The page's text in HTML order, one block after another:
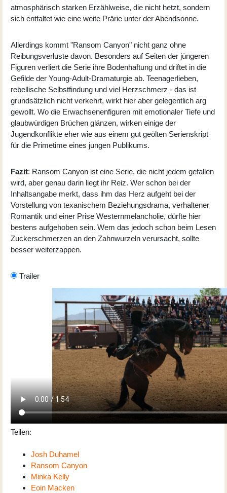
atmosphärisch starken Erzählweise, die nicht hetzt, sondern
sich entfaltet wie eine weite Prärie unter der Abendsonne.
Allerdings kommt "Ransom Canyon" nicht ganz ohne
Reibungsverluste davon. Besonders auf Seiten der jüngeren
Figuren verliert die Serie ihre Bodenhaftung und driftet in die
Gefilde der Young-Adult-Dramaturgie ab. Teenagerlieben,
rebellische Selbstfindung und viel Herzschmerz - das ist
grundsätzlich nicht verkehrt, wirkt hier aber gelegentlich arg
gewollt. Wo die Erwachsenenfiguren mit emotionaler Tiefe und
glaubwürdigen Brüchen glänzen, wirken einige der
Jugendkonflikte eher wie aus einem gut geölten Serienskript
für die Primetime eines jungen Publikums.
Fazit: Ransom Canyon ist eine Serie, die nicht jedem gefallen
wird, aber genau darin liegt ihr Reiz. Wer schon bei der
Inhaltsangabe merkt, dass ihm das Herz aufgeht bei der
Vorstellung von texanischem Beziehungsdrama, verhaltener
Romantik und einer Prise Westernmelancholie, dürfte hier
bestens aufgehoben sein. Wem das jedoch schon beim Lesen
Zuckerschmerzen an den Zahnwurzeln verursacht, sollte
besser weiterzappen.
Trailer
Teilen:
Josh Duhamel
Ransom Canyon
Minka Kelly
Eoin Macken